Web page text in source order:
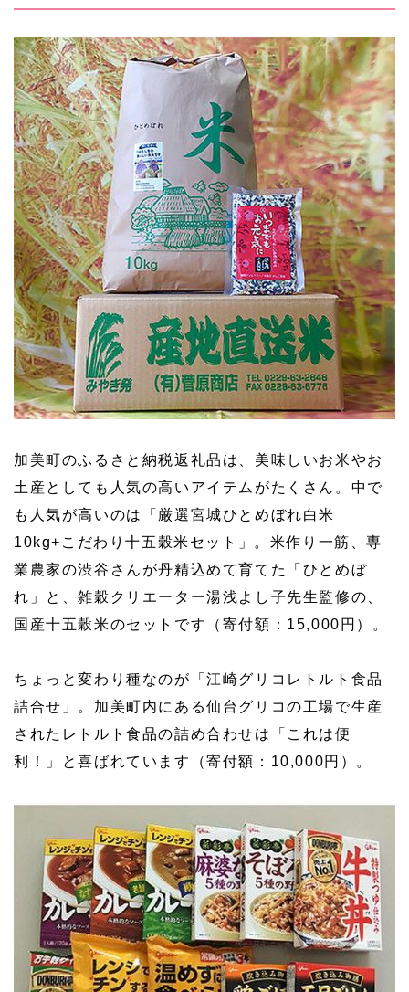
加美町のふるさと納税返礼品は、美味しいお米やお
土産としても人気の高いアイテムがたくさん。中で
も人気が高いのは「厳選宮城ひとめぼれ白米
10kg+こだわり十五穀米セット」。米作り一筋、専
業農家の渋谷さんが丹精込めて育てた「ひとめぼ
れ」と、雑穀クリエーター湯浅よし子先生監修の、
国産十五穀米のセットです（寄付額：15,000円）。
ちょっと変わり種なのが「江崎グリコレトルト食品
詰合せ」。加美町内にある仙台グリコの工場で生産
されたレトルト食品の詰め合わせは「これは便
利！」と喜ばれています（寄付額：10,000円）。